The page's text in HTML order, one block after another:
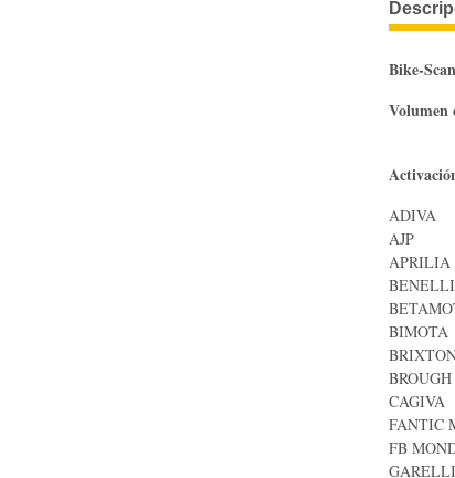
Bike-
Volumen
ADIVA
AJP
APRILIA
BENELLI
BIMOTA
CAGIVA
FANTIC
FB
GARELLI